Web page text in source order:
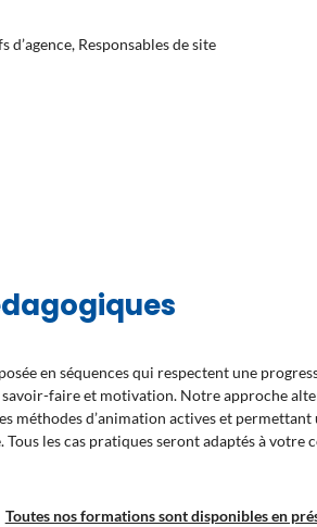
d’agence, Responsables de site
en séquences qui respectent une
savoir-faire et motivation. Notre approche
méthodes d’animation actives et
les cas pratiques seront adaptés à votre
Toutes nos formations sont disponibles en